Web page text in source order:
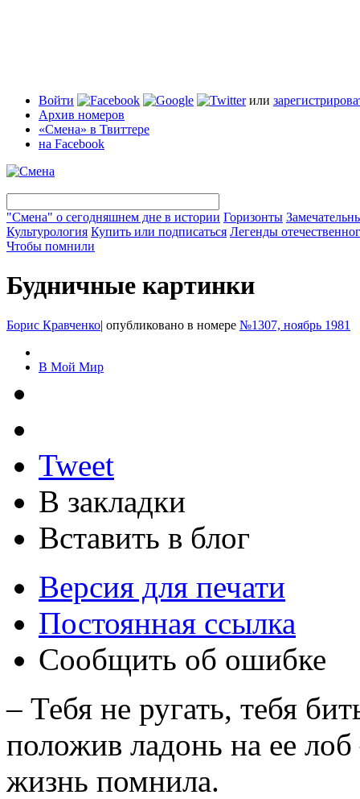
Войти или
Архив номеров
«Смена» в Твиттере
на Facebook
"Смена" о сегодняшнем дне в истории Горизонты
Культурология Купить или подписаться Легенды
Чтобы помнили
Будничные картинки
Борис Кравченко| опубликовано в номере №1307, ноябрь 1981
В Мой Мир
Tweet
В закладки
Вставить в блог
Версия для печати
Постоянная ссылка
Сообщить об ошибке
– Тебя не ругать, тебя
положив ладонь на ее
жизнь помнила.